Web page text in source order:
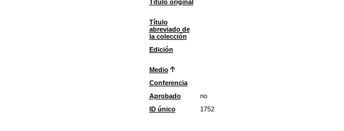
Título original
Título
abreviado de
la colección
Edición
Medio
Conferencia
Aprobado
no
ID único
1752